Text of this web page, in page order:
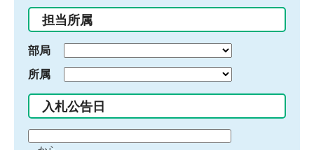
入
力
担当所属
部局
所属
入札公告日